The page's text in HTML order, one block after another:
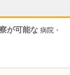
が可能な 病院・